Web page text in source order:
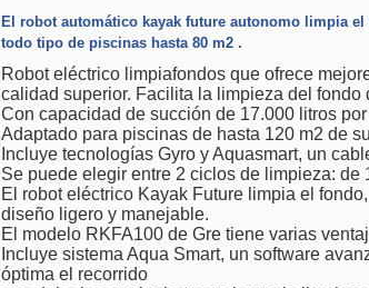
El robot automático kayak future autonomo limpia
todo tipo de piscinas hasta 80 m2 .
Robot eléctrico limpiafondos que ofrece
calidad superior. Facilita la limpieza del
Con capacidad de succión de 17.000 litros por
Adaptado para piscinas de hasta 120 m2 de
Incluye tecnologías Gyro y Aquasmart, un
Se puede elegir entre 2 ciclos de limpieza: de
El robot eléctrico Kayak Future limpia el
diseño ligero y manejable.
El modelo RKFA100 de Gre tiene varias
Incluye sistema Aqua Smart, un software
óptima el recorrido